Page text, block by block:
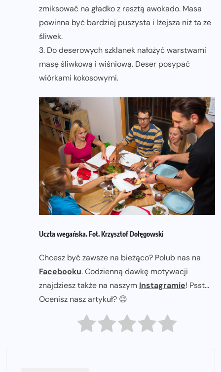
zmiksować na gładko z resztą awokado. Masa
powinna być bardziej puszysta i lżejsza niż ta ze
śliwek.
3. Do deserowych szklanek nałożyć warstwami
masę śliwkową i wiśniową. Deser posypać
wiórkami kokosowymi.
Uczta wegańska. Fot. Krzysztof Dołęgowski
Chcesz być zawsze na bieżąco? Polub nas na
Facebooku. Codzienną dawkę motywacji
znajdziesz także na naszym Instagramie! Psst...
Ocenisz nasz artykuł? 😉